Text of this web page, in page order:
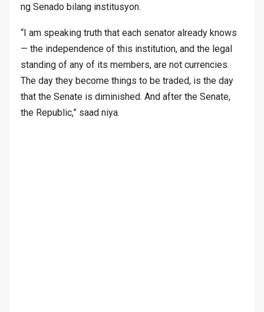
ng Senado bilang institusyon.
“I am speaking truth that each senator already knows
— the independence of this institution, and the legal
standing of any of its members, are not currencies.
The day they become things to be traded, is the day
that the Senate is diminished. And after the Senate,
the Republic,” saad niya.